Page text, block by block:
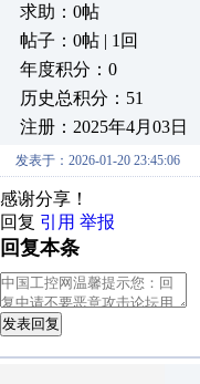
求助：0帖
帖子：0帖 | 1回
年度积分：0
历史总积分：51
注册：2025年4月03日
发表于：2026-01-20 23:45:06
感谢分享！
回复 引用 举报
回复本条
发表回复